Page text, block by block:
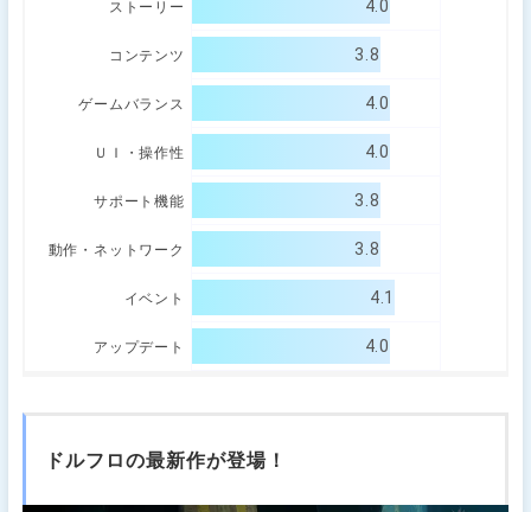
ストーリー 4.0
コンテンツ 3.8
ゲームバランス 4.0
ＵＩ・操作性 4.0
サポート機能 3.8
動作・ネットワーク 3.8
イベント 4.1
アップデート 4.0
ドルフロの最新作が登場！